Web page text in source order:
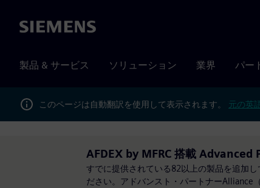
Siemens
製品 & サービス ソリューション 業界 パー
このページは自動翻訳を使用して表示されます。 元の英
AFDEX by MFRC 搭載
すでに提供されている82以上の製品を追加
ださい。アドバンスト・パートナーAlliance